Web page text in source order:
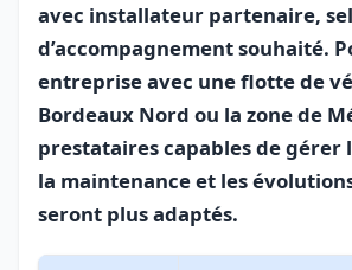
avec installateur partenaire,
d’accompagnement souhaité.
entreprise avec une flotte de
Bordeaux Nord ou la zone de
prestataires capables de gérer
la maintenance et les
seront plus adaptés.